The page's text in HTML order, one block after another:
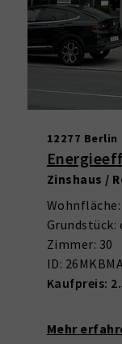
12277 Berlin
Zinshaus /
Wohnfläche:
Grundstück:
Zimmer: 30
ID:
Kaufpreis:
Mehr